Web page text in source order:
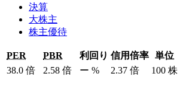
決算
大株主
株主優待
PER PBR 利回り 信用倍率 単位
38.0 倍 2.58 倍 ー % 2.37 倍 100 株